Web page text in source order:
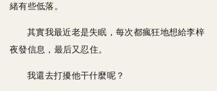
緒有些低落。
其實我最近老是失眠，每次都瘋狂地想給李梓
夜發信息，最后又忍住。
我還去打擾他干什麼呢？